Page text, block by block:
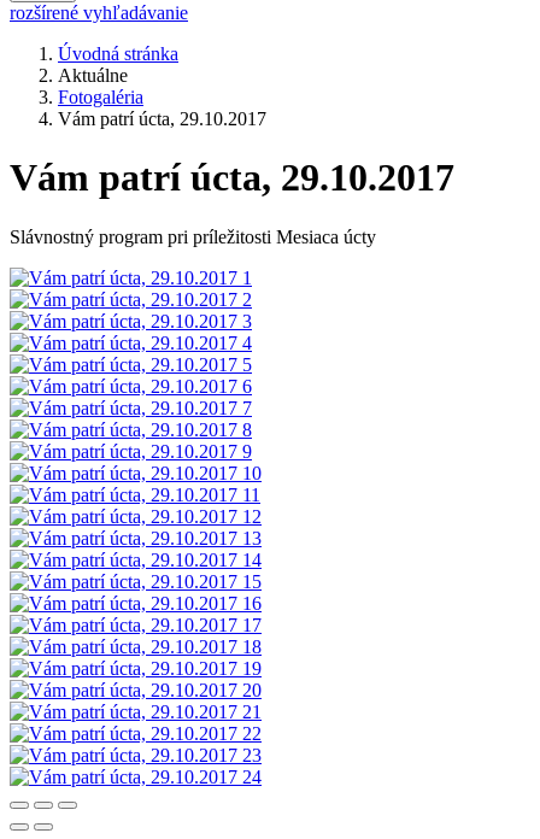
rozšírené vyhľadávanie
Úvodná stránka
Aktuálne
Fotogaléria
Vám patrí úcta, 29.10.2017
Vám patrí úcta, 29.10.2017
Slávnostný program pri príležitosti Mesiaca úcty